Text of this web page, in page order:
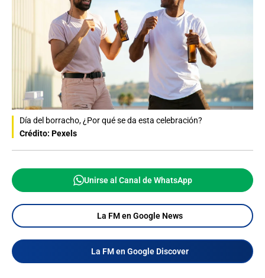
Día del borracho, ¿Por qué se da esta celebración?
Crédito: Pexels
Unirse al Canal de WhatsApp
La FM en Google News
La FM en Google Discover